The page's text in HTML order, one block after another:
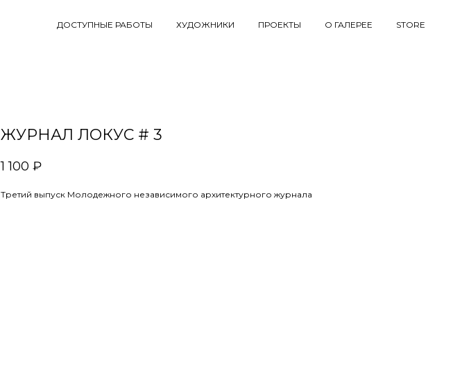
ДОСТУПНЫЕ РАБОТЫ ХУДОЖНИКИ ПРОЕКТЫ О ГАЛЕРЕЕ STORE
ЖУРНАЛ ЛОКУС # 3
1 100 ₽
Третий выпуск Молодежного независимого архитектурного журнала